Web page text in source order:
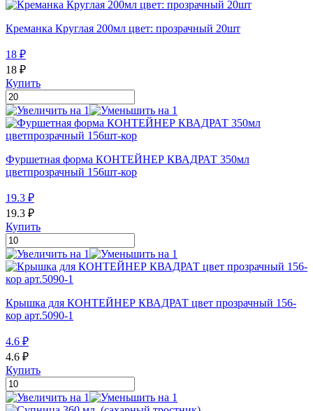
Креманка Круглая 200мл цвет: прозрачный 20шт
18 ₽
18 ₽
Купить
Фуршетная форма КОНТЕЙНЕР КВАДРАТ 350мл
цветпрозрачный 156шт-кор
19.3 ₽
19.3 ₽
Купить
Крышка для КОНТЕЙНЕР КВАДРАТ цвет прозрачный 156-
кор арт.5090-1
4.6 ₽
4.6 ₽
Купить